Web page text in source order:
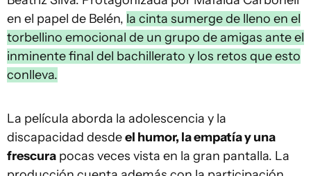
en el papel de Belén, la cinta sumerge de lleno en el
torbellino emocional de un grupo de amigas ante el
inminente final del bachillerato y los retos que esto
conlleva.
La película aborda la adolescencia y la
discapacidad desdeel humor, la empatía y una
frescura pocas veces vista en la gran pantalla. La